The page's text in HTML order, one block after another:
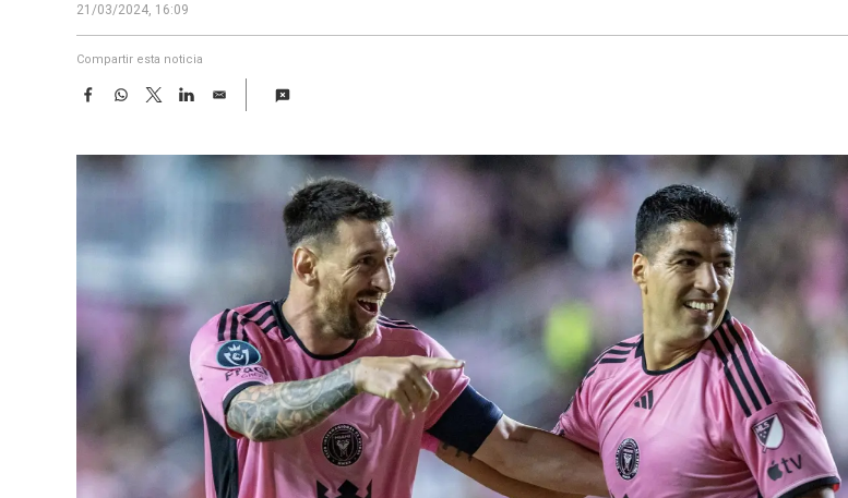
21/03/2024, 16:09
Compartir esta noticia
F
e
b
k
W
t
s
T
w
t
L
k
e
E
i
l